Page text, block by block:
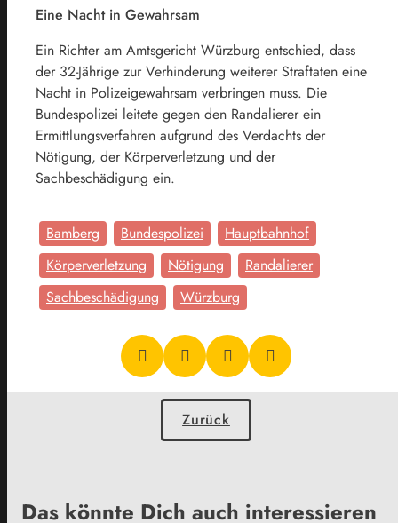
Eine Nacht in Gewahrsam
Ein Richter am Amtsgericht Würzburg entschied, dass
der 32-Jährige zur Verhinderung weiterer Straftaten eine
Nacht in Polizeigewahrsam verbringen muss. Die
Bundespolizei leitete gegen den Randalierer ein
Ermittlungsverfahren aufgrund des Verdachts der
Nötigung, der Körperverletzung und der
Sachbeschädigung ein.
Bamberg Bundespolizei
Hauptbahnhof
Körperverletzung
Nötigung
Randalierer
Sachbeschädigung
Würzburg
Zurück
Das könnte Dich auch interessieren